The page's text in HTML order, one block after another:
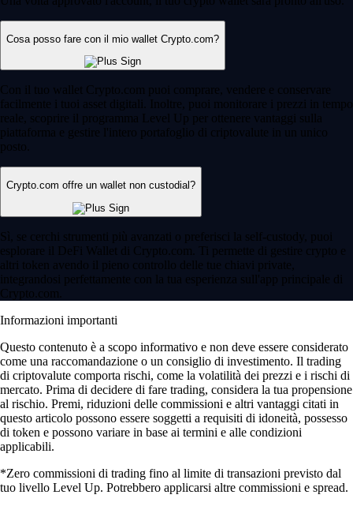
Cosa posso fare con il mio wallet Crypto.com?
Con il tuo wallet Crypto.com puoi comprare, vendere e conservare
facilmente i tuoi asset digitali. Inoltre, puoi monitorare i prezzi in tempo
reale, scoprire il programma Level Up per ottenere vantaggi sulla
piattaforma e gestire l'intero portafoglio di criptovalute in un unico
posto.
Crypto.com offre un wallet non custodial?
Sì, se cerchi strumenti più avanzati o preferisci la self-custody, puoi
esplorare il DeFi Wallet di Crypto.com. Ti permette di gestire crypto e
altri token avendo il pieno controllo delle tue chiavi private,
integrandosi perfettamente con la tua esperienza sull'app principale di
Crypto.com.
Informazioni importanti
Questo contenuto è a scopo informativo e non deve essere considerato
come una raccomandazione o un consiglio di investimento. Il trading
di criptovalute comporta rischi, come la volatilità dei prezzi e i rischi di
mercato. Prima di decidere di fare trading, considera la tua propensione
al rischio. Premi, riduzioni delle commissioni e altri vantaggi citati in
questo articolo possono essere soggetti a requisiti di idoneità, possesso
di token e possono variare in base ai termini e alle condizioni
applicabili.
*Zero commissioni di trading fino al limite di transazioni previsto dal
tuo livello Level Up. Potrebbero applicarsi altre commissioni e spread.